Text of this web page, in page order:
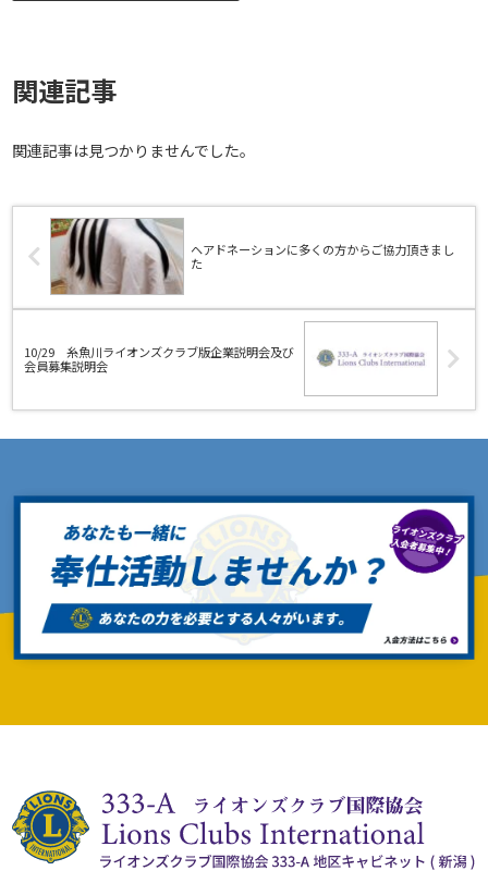
関連記事
関連記事は見つかりませんでした。
ヘアドネーションに多くの方からご協力頂きまし
た
10/29 糸魚川ライオンズクラブ版企業説明会及び
会員募集説明会